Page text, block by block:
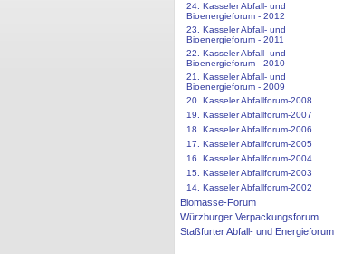
24. Kasseler Abfall- und
Bioenergieforum - 2012
23. Kasseler Abfall- und
Bioenergieforum - 2011
22. Kasseler Abfall- und
Bioenergieforum - 2010
21. Kasseler Abfall- und
Bioenergieforum - 2009
20. Kasseler Abfallforum-2008
19. Kasseler Abfallforum-2007
18. Kasseler Abfallforum-2006
17. Kasseler Abfallforum-2005
16. Kasseler Abfallforum-2004
15. Kasseler Abfallforum-2003
14. Kasseler Abfallforum-2002
Biomasse-Forum
Würzburger Verpackungsforum
Staßfurter Abfall- und Energieforum